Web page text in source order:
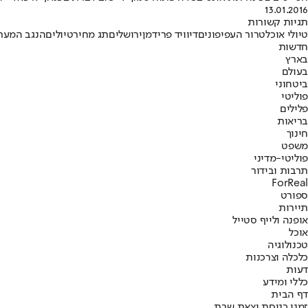
13.01.2016
תגיות קשורות
טיולי אוכלטרור העפיפוניםדיוויד פרידמןירושליםתג מחירטיוליםהנגב
חדשות
בארץ
בעולם
ביטחוני
פוליטי
פלילים
בריאות
חינוך
משפט
פוליטי-מדיני
תרבות ובידור
ForReal
ספורט
תיירות
אופנה ולייף סטייל
אוכל
טכנולוגיה
כלכלה וצרכנות
דעות
כללי ומידע
דף הבית